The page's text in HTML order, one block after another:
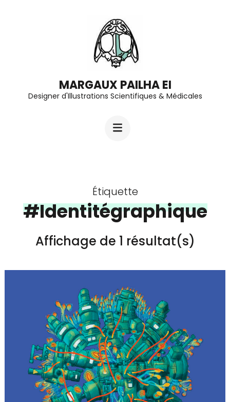
MARGAUX PAILHA EI
Designer d'Illustrations Scientifiques & Médicales
Étiquette
#Identitégraphique
Affichage de 1 résultat(s)